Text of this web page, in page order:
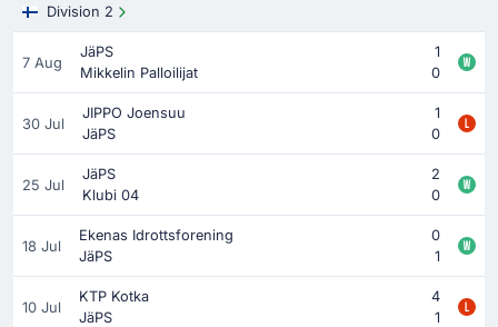
Division 2
7 Aug
JäPS
1
Mikkelin Palloilijat
0
30 Jul
JIPPO Joensuu
1
JäPS
0
25 Jul
JäPS
2
Klubi 04
0
18 Jul
Ekenas Idrottsforening
0
JäPS
1
10 Jul
KTP Kotka
4
JäPS
1